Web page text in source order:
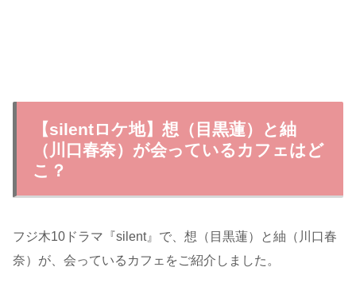
【silentロケ地】想（目黒蓮）と紬
（川口春奈）が会っているカフェはど
こ？
フジ木10ドラマ『silent』で、想（目黒蓮）と紬（川口春
奈）が、会っているカフェをご紹介しました。